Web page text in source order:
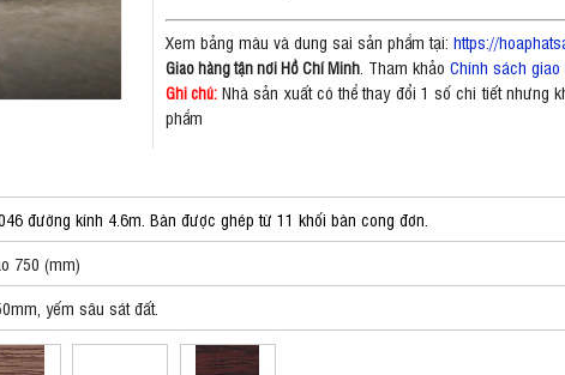
Xem bảng màu và dung sai sản phẩm tại: https://
Giao hàng tận nơi Hồ Chí Minh. Tham khảo Chính sách giao
Ghi chú:Nhà sản xuất có thể thay đổi 1 số chi tiết nhưng
phẩm
đường kính 4.6m. Bàn được ghép từ 11 khối bàn cong đơn.
750 (mm)
yếm sâu sát đất.